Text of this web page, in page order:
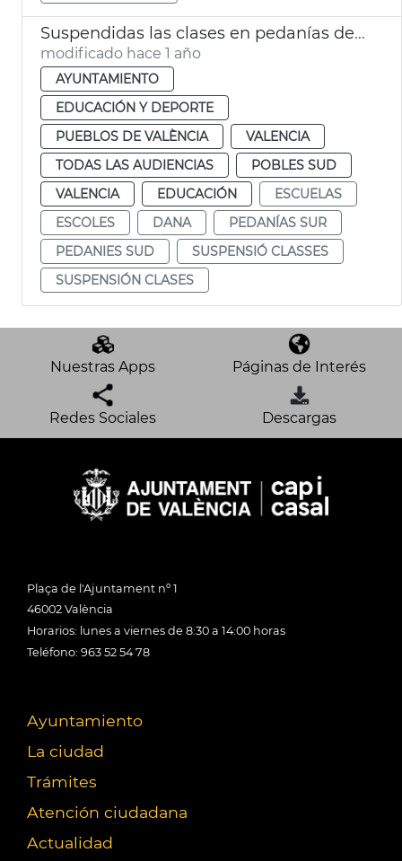
Suspendidas las clases en pedanías del Sur de València por lluvias
modificado hace 1 año
AYUNTAMIENTO
EDUCACIÓN Y DEPORTE
PUEBLOS DE VALÈNCIA
VALENCIA
TODAS LAS AUDIENCIAS
POBLES SUD
VALENCIA
EDUCACIÓN
ESCUELAS
ESCOLES
DANA
PEDANÍAS SUR
PEDANIES SUD
SUSPENSIÓ CLASSES
SUSPENSIÓN CLASES
Nuestras Apps Páginas de Interés
Redes Sociales Descargas
Plaça de l'Ajuntament nº 1
46002 València
Horarios: lunes a viernes de 8:30 a 14:00 horas
Teléfono: 963 52 54 78
Ayuntamiento
La ciudad
Trámites
Atención ciudadana
Actualidad